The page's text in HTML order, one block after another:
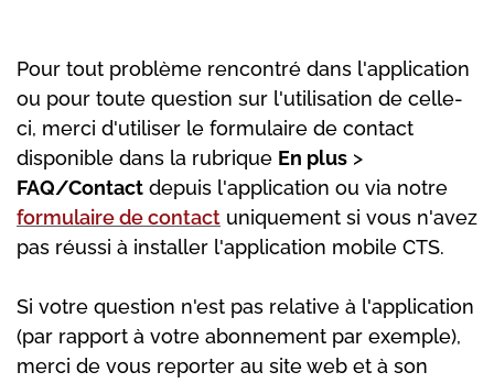
Pour tout problème rencontré dans l'application
ou pour toute question sur l'utilisation de celle-
ci, merci d'utiliser le formulaire de contact
disponible dans la rubrique En plus >
FAQ/Contact depuis l'application ou via notre
formulaire de contact uniquement si vous n'avez
pas réussi à installer l'application mobile CTS.
Si votre question n'est pas relative à l'application
(par rapport à votre abonnement par exemple),
merci de vous reporter au site web et à son